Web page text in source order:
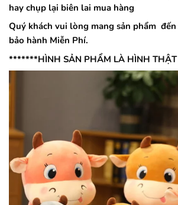
hay chụp lại biên lai mua hàng
Quý khách vui lòng mang sản phẩm
bảo hành Miễn Phí.
*******HÌNH SẢN PHẨM LÀ HÌNH THẬT